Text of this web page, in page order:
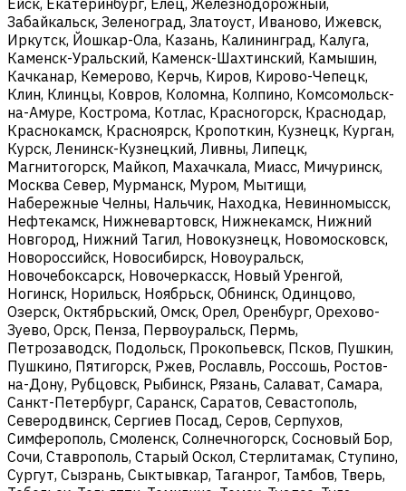
Забайкальск, Зеленоград, Златоуст, Иваново, Ижевск,
Иркутск, Йошкар-Ола, Казань, Калининград, Калуга,
Каменск-Уральский, Каменск-Шахтинский, Камышин,
Качканар, Кемерово, Керчь, Киров, Кирово-Чепецк,
Клин, Клинцы, Ковров, Коломна, Колпино, Комсомольск-
на-Амуре, Кострома, Котлас, Красногорск, Краснодар,
Краснокамск, Красноярск, Кропоткин, Кузнецк, Курган,
Курск, Ленинск-Кузнецкий, Ливны, Липецк,
Магнитогорск, Майкоп, Махачкала, Миасс, Мичуринск,
Москва Север, Мурманск, Муром, Мытищи,
Набережные Челны, Нальчик, Находка, Невинномысск,
Нефтекамск, Нижневартовск, Нижнекамск, Нижний
Новгород, Нижний Тагил, Новокузнецк, Новомосковск,
Новороссийск, Новосибирск, Новоуральск,
Новочебоксарск, Новочеркасск, Новый Уренгой,
Ногинск, Норильск, Ноябрьск, Обнинск, Одинцово,
Озерск, Октябрьский, Омск, Орел, Оренбург, Орехово-
Зуево, Орск, Пенза, Первоуральск, Пермь,
Петрозаводск, Подольск, Прокопьевск, Псков, Пушкин,
Пушкино, Пятигорск, Ржев, Рославль, Россошь, Ростов-
на-Дону, Рубцовск, Рыбинск, Рязань, Салават, Самара,
Санкт-Петербург, Саранск, Саратов, Севастополь,
Северодвинск, Сергиев Посад, Серов, Серпухов,
Симферополь, Смоленск, Солнечногорск, Сосновый Бор,
Сочи, Ставрополь, Старый Оскол, Стерлитамак, Ступино,
Сургут, Сызрань, Сыктывкар, Таганрог, Тамбов, Тверь,